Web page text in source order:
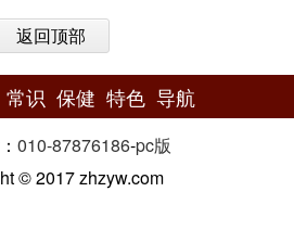
返回顶部
常识 保健 特色 导航
010-87876186-pc版
© 2017 zhzyw.com